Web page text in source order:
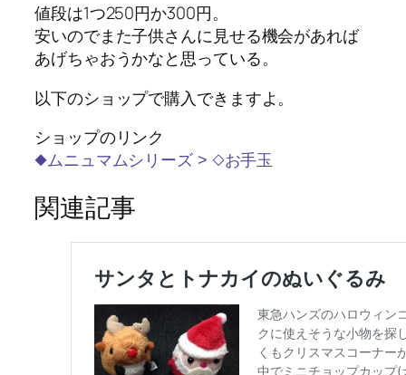
値段は1つ250円か300円。
安いのでまた子供さんに見せる機会があれば
あげちゃおうかなと思っている。
以下のショップで購入できますよ。
ショップのリンク
◆ムニュマムシリーズ > ◇お手玉
関連記事